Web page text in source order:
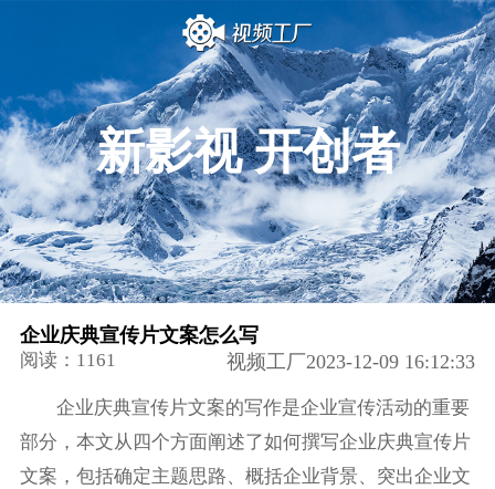
新影视 开创者
企业庆典宣传片文案怎么写
阅读：1161 视频工厂2023-12-09 16:12:33
企业庆典宣传片文案的写作是企业宣传活动的重要
部分，本文从四个方面阐述了如何撰写企业庆典宣传片
文案，包括确定主题思路、概括企业背景、突出企业文